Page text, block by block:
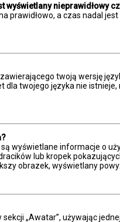
wyświetlany nieprawidłowy
prawidłowo, a czas nadal
twoją wersję
dla twojego języka nie
wyświetlane informacje o
lub kropek
obrazek, wyświetlany
„Awatar”, używając